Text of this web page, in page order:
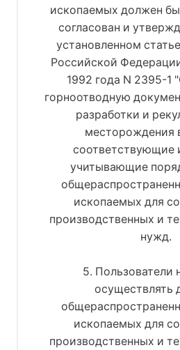
ископаемых должен
согласован и
установленном
Российской
1992 года N 2395-1
горноотводную
разработки и
месторождения
соответствующие
учитывающие
ископаемых для
производственных и
нужд.
5. Пользователи
осуществлять
ископаемых для
производственных и